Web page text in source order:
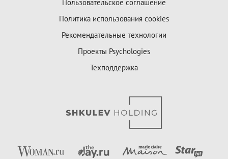
Пользовательское соглашение
Политика использования cookies
Рекомендательные технологии
Проекты Psychologies
Техподдержка